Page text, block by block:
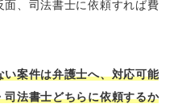
、司法書士に依頼すれば費
案件は弁護士へ、対応可能
法書士どちらに依頼するか